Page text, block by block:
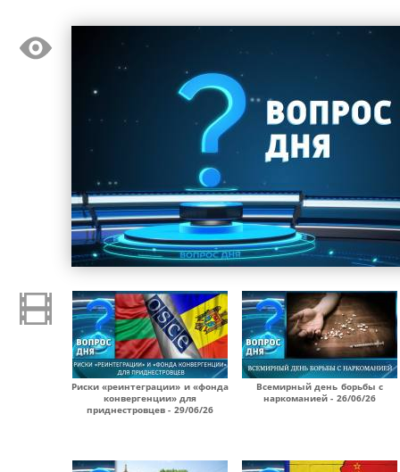
Риски «реинтеграции» и «фонда
конвергенции» для
приднестровцев - 29/06/26
Всемирный день борьбы с
наркоманией - 26/06/26